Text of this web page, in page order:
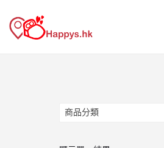
商品分類